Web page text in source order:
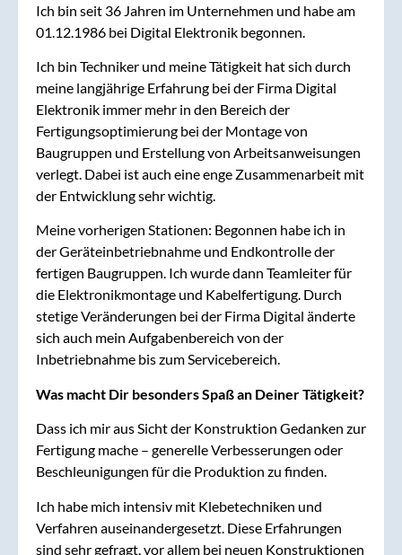
Ich bin seit 36 Jahren im Unternehmen und habe am
01.12.1986 bei Digital Elektronik begonnen.
Ich bin Techniker und meine Tätigkeit hat sich durch
meine langjährige Erfahrung bei der Firma Digital
Elektronik immer mehr in den Bereich der
Fertigungsoptimierung bei der Montage von
Baugruppen und Erstellung von Arbeitsanweisungen
verlegt. Dabei ist auch eine enge Zusammenarbeit mit
der Entwicklung sehr wichtig.
Meine vorherigen Stationen: Begonnen habe ich in
der Geräteinbetriebnahme und Endkontrolle der
fertigen Baugruppen. Ich wurde dann Teamleiter für
die Elektronikmontage und Kabelfertigung. Durch
stetige Veränderungen bei der Firma Digital änderte
sich auch mein Aufgabenbereich von der
Inbetriebnahme bis zum Servicebereich.
Was macht Dir besonders Spaß an Deiner Tätigkeit?
Dass ich mir aus Sicht der Konstruktion Gedanken zur
Fertigung mache – generelle Verbesserungen oder
Beschleunigungen für die Produktion zu finden.
Ich habe mich intensiv mit Klebetechniken und
Verfahren auseinandergesetzt. Diese Erfahrungen
sind sehr gefragt, vor allem bei neuen Konstruktionen